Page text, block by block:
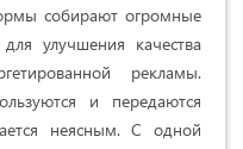
собирают огромные
улучшения качества
рекламы.
и передаются
неясным. С одной